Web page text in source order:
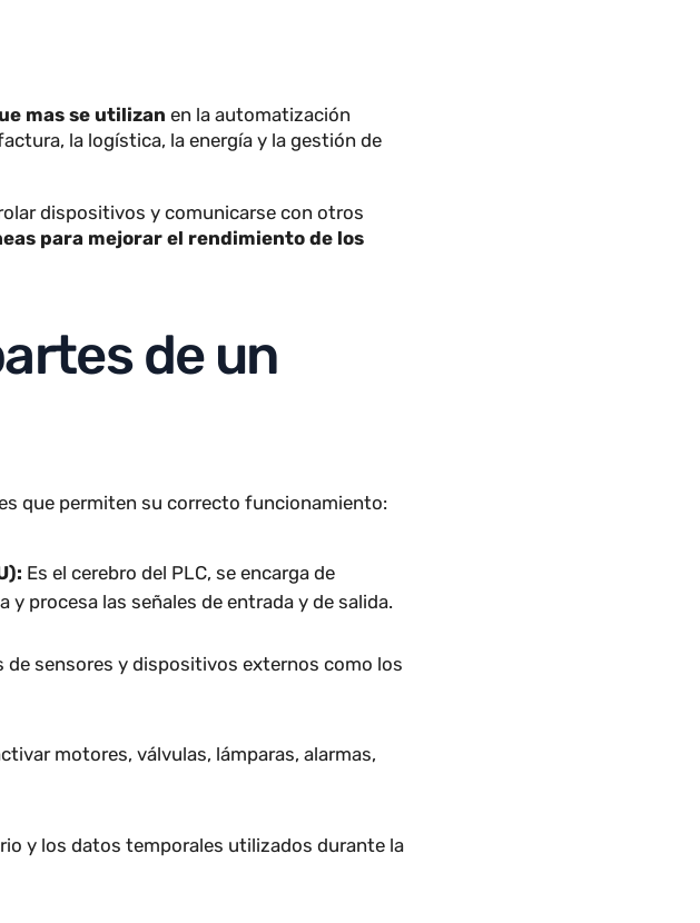
que mas se utilizan
dispositivos y comunicarse con otros
para mejorar el rendimiento de los
partes de un
que permiten su correcto funcionamiento:
Es el cerebro del PLC, se encarga de
y procesa las señales de entrada y de salida.
de sensores y dispositivos externos como los